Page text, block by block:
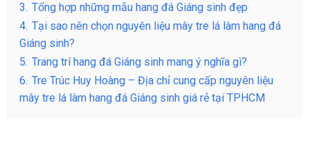
3. Tổng hợp những mẫu hang đá Giáng sinh đẹp
4. Tại sao nên chọn nguyên liệu mây tre lá làm hang đá
Giáng sinh?
5. Trang trí hang đá Giáng sinh mang ý nghĩa gì?
6. Tre Trúc Huy Hoàng – Địa chỉ cung cấp nguyên liệu
mây tre lá làm hang đá Giáng sinh giá rẻ tại TPHCM